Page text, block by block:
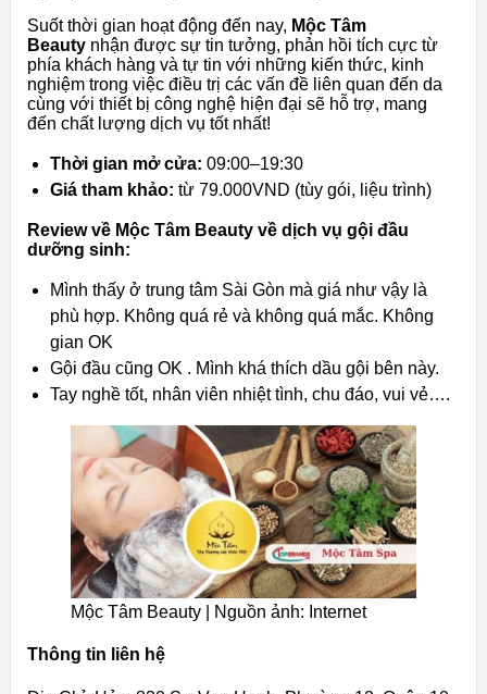
Suốt thời gian hoạt động đến nay, Mộc Tâm
Beauty nhận được sự tin tưởng, phản hồi tích cực từ
phía khách hàng và tự tin với những kiến thức, kinh
nghiệm trong việc điều trị các vấn đề liên quan đến da
cùng với thiết bị công nghệ hiện đại sẽ hỗ trợ, mang
đến chất lượng dịch vụ tốt nhất!
Thời gian mở cửa: 09:00–19:30
Giá tham khảo: từ 79.000VND (tùy gói, liệu trình)
Review về Mộc Tâm Beauty về dịch vụ gội đầu
dưỡng sinh:
Mình thấy ở trung tâm Sài Gòn mà giá như vậy là
phù hợp. Không quá rẻ và không quá mắc. Không
gian OK
Gội đầu cũng OK . Mình khá thích dầu gội bên này.
Tay nghề tốt, nhân viên nhiệt tình, chu đáo, vui vẻ….
Mộc Tâm Beauty | Nguồn ảnh: Internet
Thông tin liên hệ